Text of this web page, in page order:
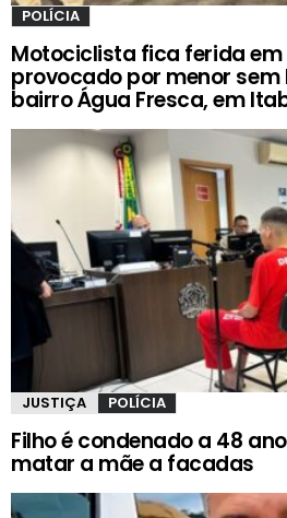
POLÍCIA
Motociclista fica ferida
provocado por menor
bairro Água Fresca, em
JUSTIÇA POLÍCIA
Filho é condenado a 48
matar a mãe a facadas